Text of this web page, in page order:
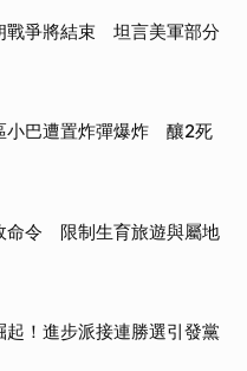
戰爭將結束 坦言美軍部分
小巴遭置炸彈爆炸 釀2死
命令 限制生育旅遊與屬地
起！進步派接連勝選引發黨